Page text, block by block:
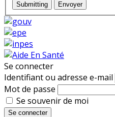
Submitting Envoyer
Se connecter
Identifiant ou adresse e-mail
Mot de passe
Se souvenir de moi
Se connecter